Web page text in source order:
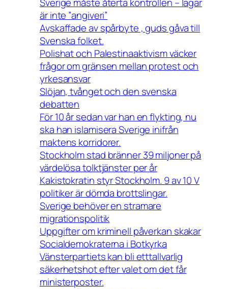
är inte ”angiveri”
Avskaffade av spårbyte , guds gåva till
Svenska folket.
Polishat och Palestinaaktivism väcker
frågor om gränsen mellan protest och
yrkesansvar
Slöjan, tvånget och den svenska
debatten
För 10 år sedan var han en flykting, nu
ska han islamisera Sverige inifrån
maktens korridorer.
Stockholm stad bränner 39 miljoner på
värdelösa tolktjänster per år
Kakistokratin styr Stockholm. 9 av 10 V
politiker är dömda brottslingar.
Sverige behöver en stramare
migrationspolitik
Uppgifter om kriminell påverkan skakar
Socialdemokraterna i Botkyrka
Vänsterpartiets kan bli etttallvarlig
säkerhetshot efter valet om det får
ministerposter.